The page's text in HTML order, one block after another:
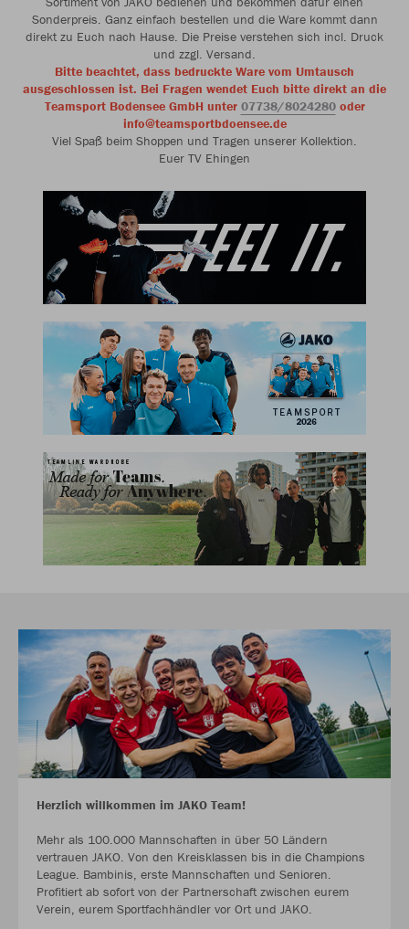
Sonderpreis. Ganz einfach bestellen und die Ware kommt dann
direkt zu Euch nach Hause. Die Preise verstehen sich incl. Druck
und zzgl. Versand.
Bitte beachtet, dass bedruckte Ware vom Umtausch
ausgeschlossen ist. Bei Fragen wendet Euch bitte direkt an die
Teamsport Bodensee GmbH unter 07738/8024280oder
info@teamsportbdoensee.de
Viel Spaß beim Shoppen und Tragen unserer Kollektion.
Euer TV Ehingen
Herzlich willkommen im JAKO Team!
Mehr als 100.000 Mannschaften in über 50 Ländern
vertrauen JAKO. Von den Kreisklassen bis in die Champions
League. Bambinis, erste Mannschaften und Senioren.
Profitiert ab sofort von der Partnerschaft zwischen eurem
Verein, eurem Sportfachhändler vor Ort und JAKO.